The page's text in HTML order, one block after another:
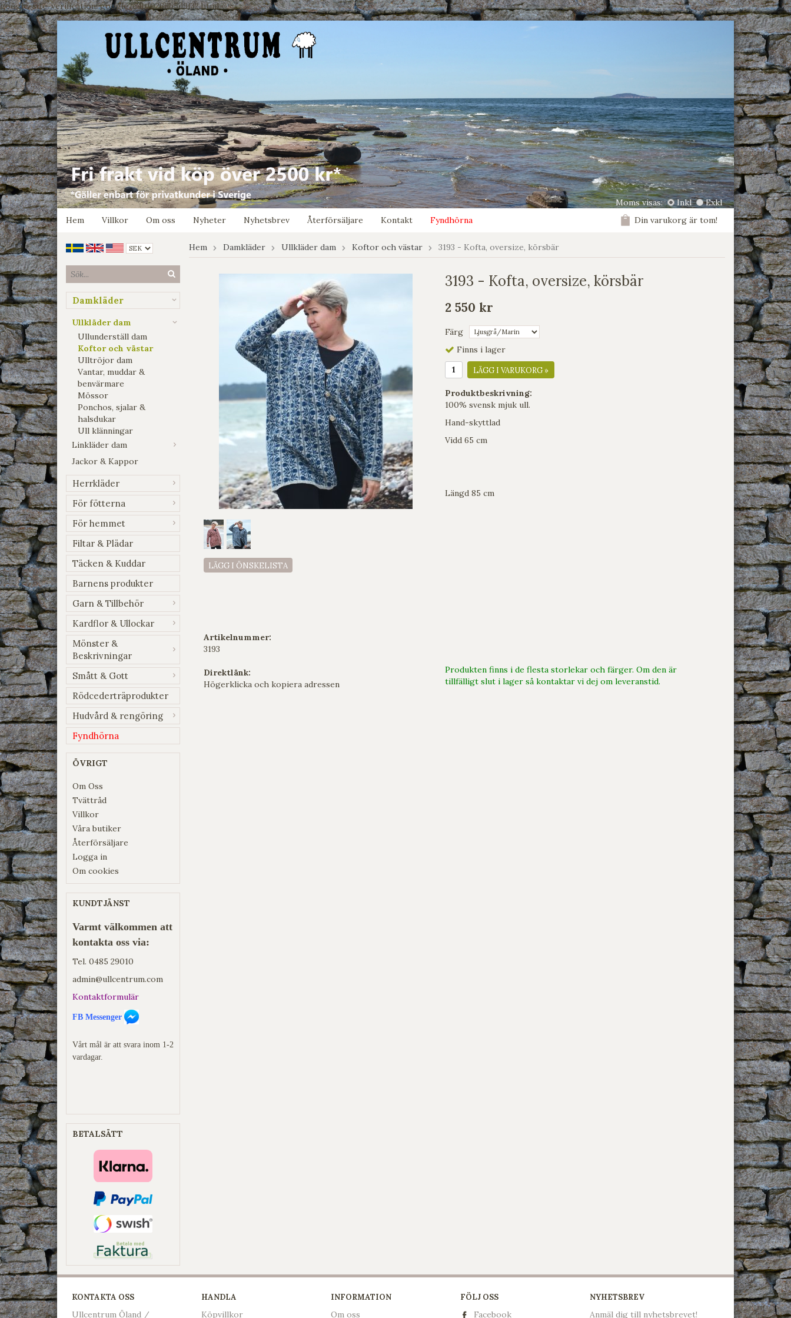
google-site-verification: google7e4b1026db5d9f32.html
Moms visas: Inkl
Exkl
Hem
Villkor Om oss Nyheter Nyhetsbrev Återförsäljare Kontakt Fyndhörna Din varukorg är tom!
Damkläder
Ullkläder dam
Ullunderställ dam
Koftor och västar
Ulltröjor dam
Vantar, muddar &
benvärmare
Mössor
Ponchos, sjalar &
halsdukar
Ull klänningar
Linkläder dam
Jackor & Kappor
Herrkläder
För fötterna
För hemmet
Filtar & Plädar
Täcken & Kuddar
Barnens produkter
Garn & Tillbehör
Kardflor & Ullockar
Mönster &
Beskrivningar
Smått & Gott
Rödcederträprodukter
Hudvård & rengöring
Fyndhörna
ÖVRIGT
Om Oss
Tvättråd
Villkor
Våra butiker
Återförsäljare
Logga in
Om cookies
KUNDTJÄNST
Varmt välkommen att
kontakta oss via:
Tel. 0485 29010
admin@ullcentrum.com
Kontaktformulär
FB Messenger
Vårt mål är att svara inom 1-2
vardagar.
BETALSÄTT
Hem Damkläder Ullkläder dam Koftor och västar 3193 - Kofta, oversize, körsbär
LÄGG I ÖNSKELISTA
Artikelnummer:
3193
Direktlänk:
Högerklicka och kopiera adressen
3193 - Kofta, oversize, körsbär
2 550 kr
Färg
Finns i lager
LÄGG I VARUKORG »
Produktbeskrivning:
100% svensk mjuk ull.
Hand-skyttlad
Vidd 65 cm
Längd 85 cm
Produkten finns i de flesta storlekar och färger. Om den är
tillfälligt slut i lager så kontaktar vi dej om leveranstid.
KONTAKTA OSS
Ullcentrum Öland /
HANDLA
Köpvillkor
INFORMATION
Om oss
FÖLJ OSS
Facebook
NYHETSBREV
Anmäl dig till nyhetsbrevet!